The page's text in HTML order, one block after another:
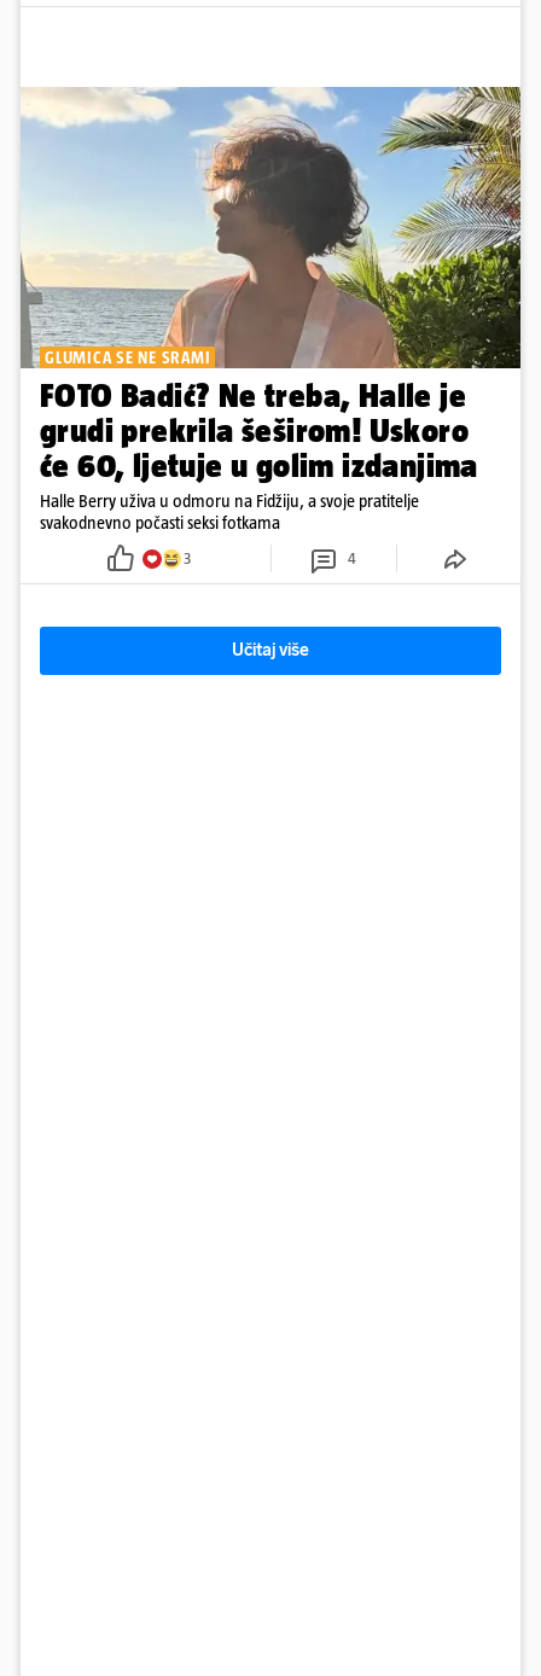
GLUMICA SE NE SRAMI
FOTO Badić? Ne treba, Halle je
grudi prekrila šeširom! Uskoro
će 60, ljetuje u golim izdanjima
Halle Berry uživa u odmoru na Fidžiju, a svoje pratitelje
svakodnevno počasti seksi fotkama
3 4
Učitaj više